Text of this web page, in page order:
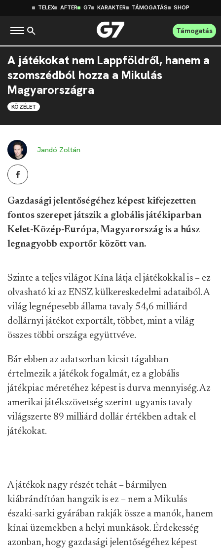
TELEX AFTER G7 KARAKTER TÁMOGATÁS SHOP
Támogatás
A játékokat nem Lappföldről, hanem a
szomszédból hozza a Mikulás
Magyarországra
KÖZÉLET
Jandó Zoltán
Gazdasági jelentőségéhez képest kifejezetten
fontos szerepet játszik a globális játékiparban
Kelet-Közép-Európa, Magyarország is a húsz
legnagyobb exportőr között van.
Szinte a teljes világot Kína látja el játékokkal is – ez
olvasható ki az ENSZ külkereskedelmi adataiból. A
világ legnépesebb állama tavaly 54,6 milliárd
dollárnyi játékot exportált, többet, mint a világ
összes többi országa együttvéve.
Bár ebben az adatsorban kicsit tágabban
értelmezik a játékok fogalmát, ez a globális
játékpiac méretéhez képest is durva mennyiség. Az
amerikai játékszövetség szerint ugyanis tavaly
világszerte 89 milliárd dollár értékben adtak el
játékokat.
A játékok nagy részét tehát – bármilyen
kiábrándítóan hangzik is ez – nem a Mikulás
északi-sarki gyárában rakják össze a manók, hanem
kínai üzemekben a helyi munkások. Érdekesség
azonban, hogy gazdasági jelentőségéhez képest